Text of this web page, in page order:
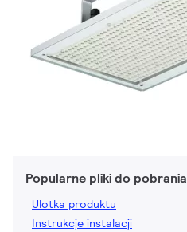
Popularne pliki do pobrania
Ulotka produktu
Instrukcje instalacji